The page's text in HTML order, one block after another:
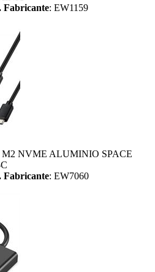
Fabricante: EW1159
NVME ALUMINIO SPACE
Fabricante: EW7060